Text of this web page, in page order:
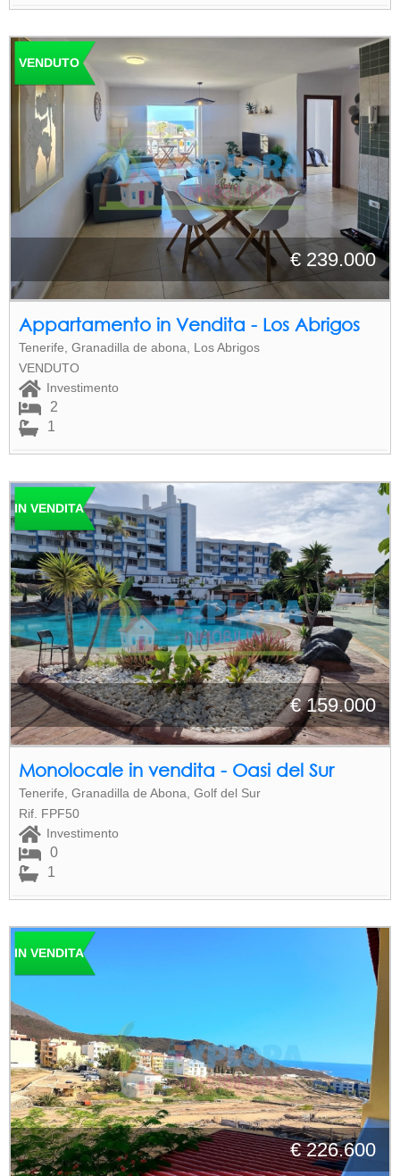
VENDUTO
€ 239.000
Appartamento in Vendita - Los Abrigos
Tenerife, Granadilla de abona, Los Abrigos
VENDUTO
Investimento
2
1
IN VENDITA
€ 159.000
Monolocale in vendita - Oasi del Sur
Tenerife, Granadilla de Abona, Golf del Sur
Rif. FPF50
Investimento
0
1
IN VENDITA
€ 226.600